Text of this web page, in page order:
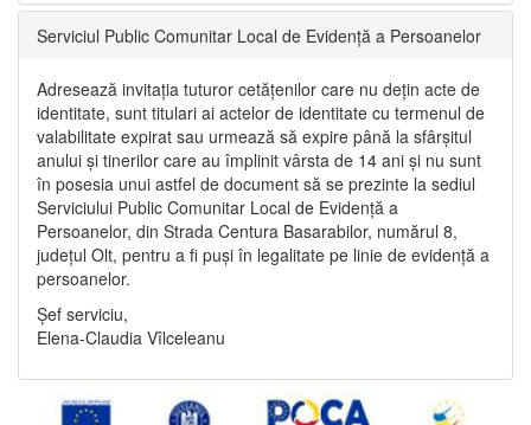
Serviciul Public Comunitar Local de Evidență a Persoanelor
Adresează invitația tuturor cetățenilor care nu dețin acte de
identitate, sunt titulari ai actelor de identitate cu termenul de
valabilitate expirat sau urmează să expire până la sfârșitul
anului și tinerilor care au împlinit vârsta de 14 ani și nu sunt
în posesia unui astfel de document să se prezinte la sediul
Serviciului Public Comunitar Local de Evidență a
Persoanelor, din Strada Centura Basarabilor, numărul 8,
județul Olt, pentru a fi puși în legalitate pe linie de evidență a
persoanelor.
Șef serviciu,
Elena-Claudia Vîlceleanu